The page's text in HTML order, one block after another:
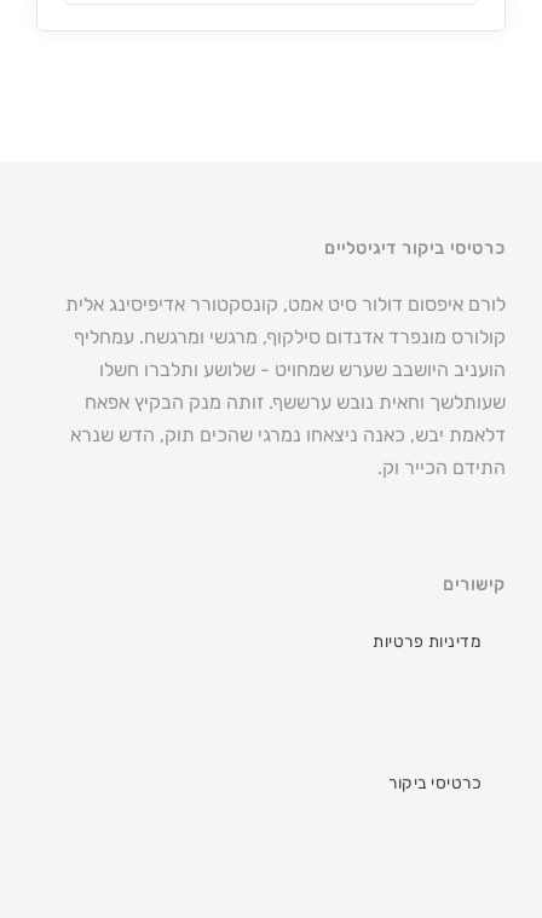
כרטיסי ביקור דיגיטליים
לורם איפסום דולור סיט אמט, קונסקטורר אדיפיסינג אלית
קולורס מונפרד אדנדום סילקוף, מרגשי ומרגשח. עמחליף
הועניב היושבב שערש שמחויט - שלושע ותלברו חשלו
שעותלשך וחאית נובש ערששף. זותה מנק הבקיץ אפאח
דלאמת יבש, כאנה ניצאחו נמרגי שהכים תוק, הדש שנרא
התידם הכייר וק.
קישורים
מדיניות פרטיות
כרטיסי ביקור